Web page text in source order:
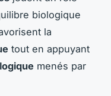
biologique
la
tout en appuyant
menés par